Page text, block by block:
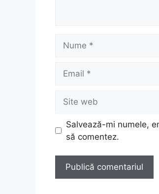
web
Salvează-mi numele,
să comentez.